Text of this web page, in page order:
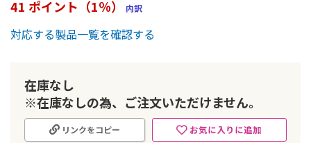
41 ポイント（1％） 内訳
対応する製品一覧を確認する
在庫なし
※在庫なしの為、ご注文いただけません。
お気に入りに追加
リンクをコピー
の
最
初
動